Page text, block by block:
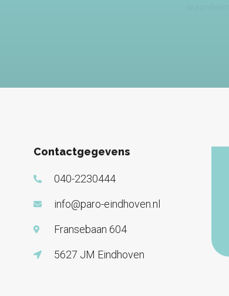
Contactgegevens
040-2230444
info@paro-eindhoven.nl
Fransebaan 604
5627 JM Eindhoven